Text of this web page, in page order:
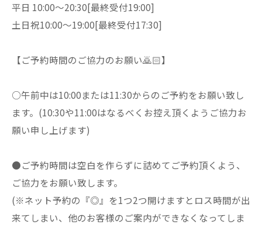
平日 10:00〜20:30[最終受付19:00]
土日祝10:00〜19:00[最終受付17:30]
【ご予約時間のご協力のお願い🙇🏻】
○午前中は10:00または11:30からのご予約をお願い致し
ます。(10:30や11:00はなるべくお控え頂くようご協力お
願い申し上げます)
●ご予約時間は空白を作らずに詰めてご予約頂くよう、
ご協力をお願い致します。
(※ネット予約の『◎』を1つ2つ開けますとロス時間が出
来てしまい、他のお客様のご案内ができなくなってしま